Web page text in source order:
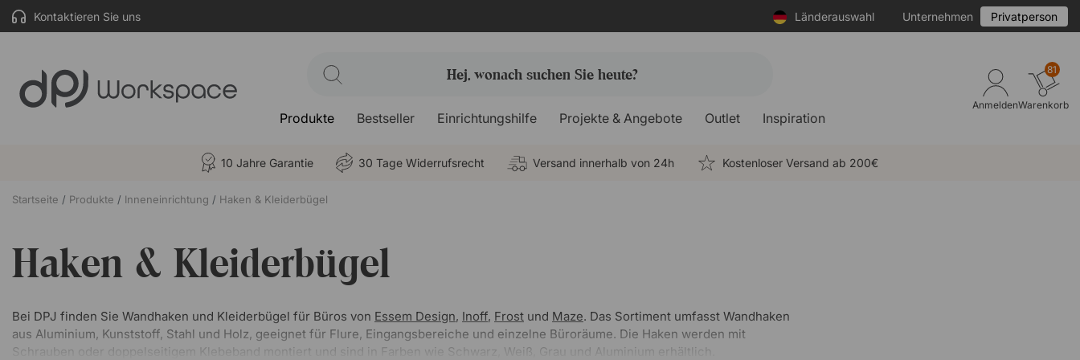
Kontaktieren Sie uns Länderauswahl Unternehmen Privatperson
Produkte Bestseller Einrichtungshilfe Projekte & Angebote Outlet Inspiration
Anmelden
81
Warenkorb
10 Jahre Garantie 30 Tage Widerrufsrecht Versand innerhalb von 24h Kostenloser Versand ab 200€
Startseite Produkte Inneneinrichtung Haken & Kleiderbügel
Haken & Kleiderbügel
Bei DPJ finden Sie Wandhaken und Kleiderbügel für Büros von Essem Design, Inoff, Frost und Maze. Das Sortiment umfasst Wandhaken
aus Aluminium, Kunststoff, Stahl und Holz, geeignet für Flure, Eingangsbereiche und einzelne Büroräume. Die Haken werden mit
Schrauben oder doppelseitigem Klebeband montiert und sind in Farben wie Schwarz, Weiß, Grau und Aluminium erhältlich.